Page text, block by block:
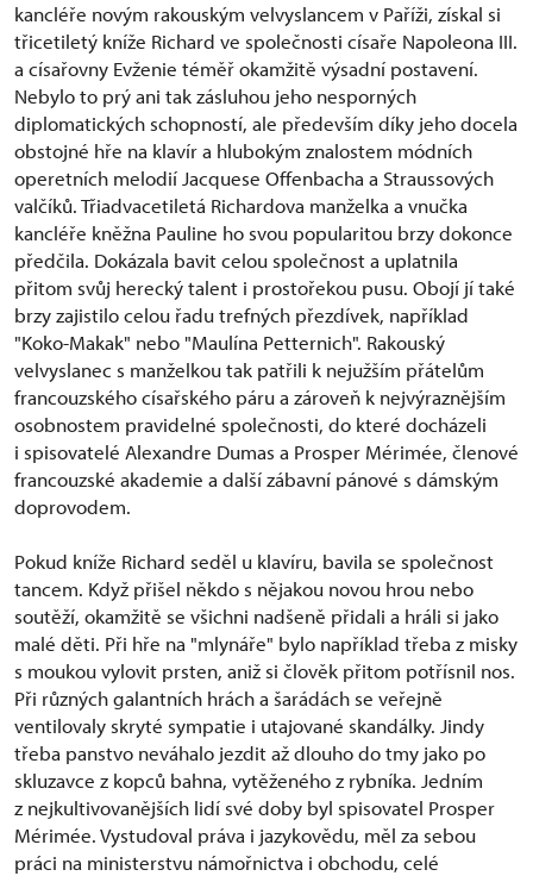
kancléře novým rakouským velvyslancem v Paříži, získal si
třicetiletý kníže Richard ve společnosti císaře Napoleona III.
a císařovny Evženie téměř okamžitě výsadní postavení.
Nebylo to prý ani tak zásluhou jeho nesporných
diplomatických schopností, ale především díky jeho docela
obstojné hře na klavír a hlubokým znalostem módních
operetních melodií Jacquese Offenbacha a Straussových
valčíků. Třiadvacetiletá Richardova manželka a vnučka
kancléře kněžna Pauline ho svou popularitou brzy dokonce
předčila. Dokázala bavit celou společnost a uplatnila
přitom svůj herecký talent i prostořekou pusu. Obojí jí také
brzy zajistilo celou řadu trefných přezdívek, například
"Koko-Makak" nebo "Maulína Petternich". Rakouský
velvyslanec s manželkou tak patřili k nejužším přátelům
francouzského císařského páru a zároveň k nejvýraznějším
osobnostem pravidelné společnosti, do které docházeli
i spisovatelé Alexandre Dumas a Prosper Mérimée, členové
francouzské akademie a další zábavní pánové s dámským
doprovodem.
Pokud kníže Richard seděl u klavíru, bavila se společnost
tancem. Když přišel někdo s nějakou novou hrou nebo
soutěží, okamžitě se všichni nadšeně přidali a hráli si jako
malé děti. Při hře na "mlynáře" bylo například třeba z misky
s moukou vylovit prsten, aniž si člověk přitom potřísnil nos.
Při různých galantních hrách a šarádách se veřejně
ventilovaly skryté sympatie i utajované skandálky. Jindy
třeba panstvo neváhalo jezdit až dlouho do tmy jako po
skluzavce z kopců bahna, vytěženého z rybníka. Jedním
z nejkultivovanějších lidí své doby byl spisovatel Prosper
Mérimée. Vystudoval práva i jazykovědu, měl za sebou
práci na ministerstvu námořnictva i obchodu, celé